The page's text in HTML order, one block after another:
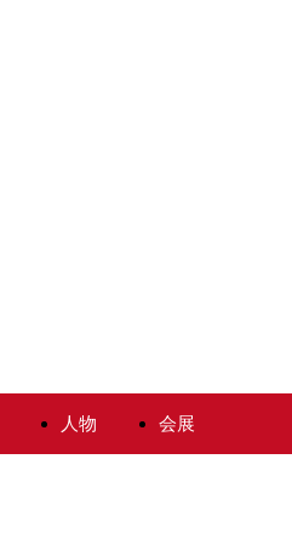
人物 会展